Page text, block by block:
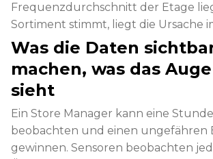
Frequenzdurchschnitt der Etage
Sortiment stimmt, liegt die Ursache
Was die Daten
machen, was das
sieht
Ein Store Manager kann eine
beobachten und einen ungefähren
gewinnen. Sensoren beobachten